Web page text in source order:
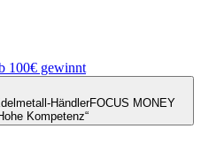
100€ gewinnt
HändlerFOCUS MONEY
Kompetenz“